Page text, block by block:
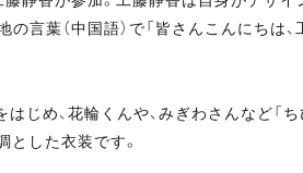
言葉（中国語）で「皆さんこんにちは
じめ、花輪くんや、みぎわさんなど「
とした衣装です。